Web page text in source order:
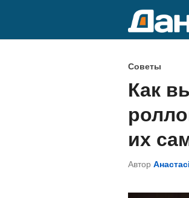
О
п
у
б
л
и
к
Советы
Как
их
Автор